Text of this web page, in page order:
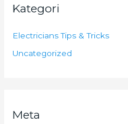
Kategori
Electricians Tips & Tricks
Uncategorized
Meta